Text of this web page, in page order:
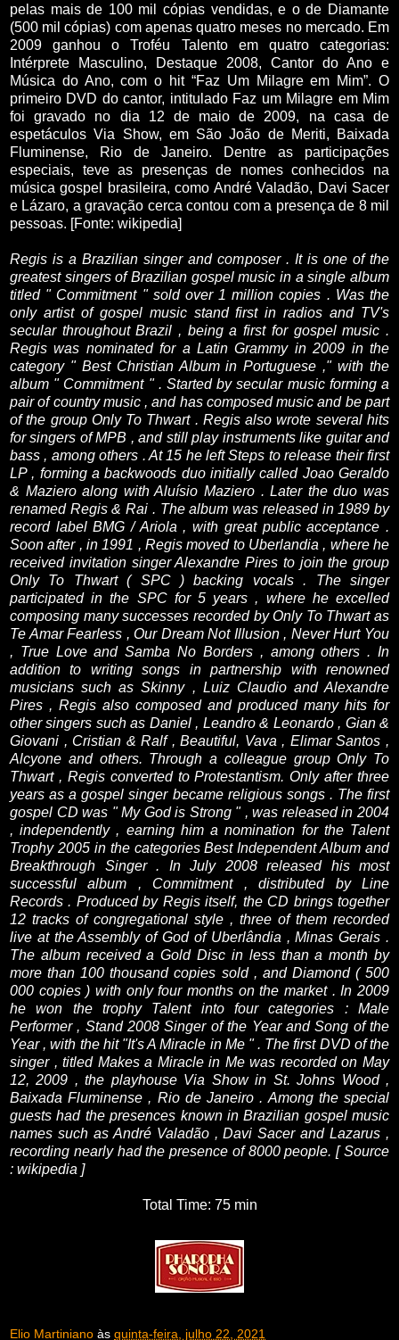
pelas mais de 100 mil cópias vendidas, e o de Diamante
(500 mil cópias) com apenas quatro meses no mercado. Em
2009 ganhou o Troféu Talento em quatro categorias:
Intérprete Masculino, Destaque 2008, Cantor do Ano e
Música do Ano, com o hit “Faz Um Milagre em Mim”. O
primeiro DVD do cantor, intitulado Faz um Milagre em Mim
foi gravado no dia 12 de maio de 2009, na casa de
espetáculos Via Show, em São João de Meriti, Baixada
Fluminense, Rio de Janeiro. Dentre as participações
especiais, teve as presenças de nomes conhecidos na
música gospel brasileira, como André Valadão, Davi Sacer
e Lázaro, a gravação cerca contou com a presença de 8 mil
pessoas. [Fonte: wikipedia]
Regis is a Brazilian singer and composer . It is one of the
greatest singers of Brazilian gospel music in a single album
titled " Commitment " sold over 1 million copies . Was the
only artist of gospel music stand first in radios and TV's
secular throughout Brazil , being a first for gospel music .
Regis was nominated for a Latin Grammy in 2009 in the
category " Best Christian Album in Portuguese ," with the
album " Commitment " . Started by secular music forming a
pair of country music , and has composed music and be part
of the group Only To Thwart . Regis also wrote several hits
for singers of MPB , and still play instruments like guitar and
bass , among others . At 15 he left Steps to release their first
LP , forming a backwoods duo initially called Joao Geraldo
& Maziero along with Aluísio Maziero .Later the duo was
renamed Regis & Rai . The album was released in 1989 by
record label BMG / Ariola , with great public acceptance .
Soon after , in 1991 , Regis moved to Uberlandia , where he
received invitation singer Alexandre Pires to join the group
Only To Thwart ( SPC ) backing vocals . The singer
participated in the SPC for 5 years , where he excelled
composing many successes recorded by Only To Thwart as
Te Amar Fearless , Our Dream Not Illusion , Never Hurt You
, True Love and Samba No Borders , among others . In
addition to writing songs in partnership with renowned
musicians such as Skinny , Luiz Claudio and Alexandre
Pires , Regis also composed and produced many hits for
other singers such as Daniel , Leandro & Leonardo , Gian &
Giovani , Cristian & Ralf , Beautiful, Vava , Elimar Santos ,
Alcyone and others. Through a colleague group Only To
Thwart , Regis converted to Protestantism.Only after three
years as a gospel singer became religious songs . The first
gospel CD was " My God is Strong " , was released in 2004
, independently , earning him a nomination for the Talent
Trophy 2005 in the categories Best Independent Album and
Breakthrough Singer . In July 2008 released his most
successful album , Commitment , distributed by Line
Records . Produced by Regis itself, the CD brings together
12 tracks of congregational style , three of them recorded
live at the Assembly of God of Uberlândia , Minas Gerais .
The album received a Gold Disc in less than a month by
more than 100 thousand copies sold , and Diamond ( 500
000 copies ) with only four months on the market .In 2009
he won the trophy Talent into four categories : Male
Performer , Stand 2008 Singer of the Year and Song of the
Year , with the hit "It's A Miracle in Me " . The first DVD of the
singer , titled Makes a Miracle in Me was recorded on May
12, 2009 , the playhouse Via Show in St. Johns Wood ,
Baixada Fluminense , Rio de Janeiro . Among the special
guests had the presences known in Brazilian gospel music
names such as André Valadão , Davi Sacer and Lazarus ,
recording nearly had the presence of 8000 people.[ Source
: wikipedia ]
Total Time: 75 min
Elio Martiniano às quinta-feira, julho 22, 2021